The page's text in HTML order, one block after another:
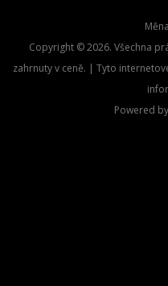
Měna
Copyright © 2026. Všechna
zahrnuty v ceně. | Tyto
Powered by